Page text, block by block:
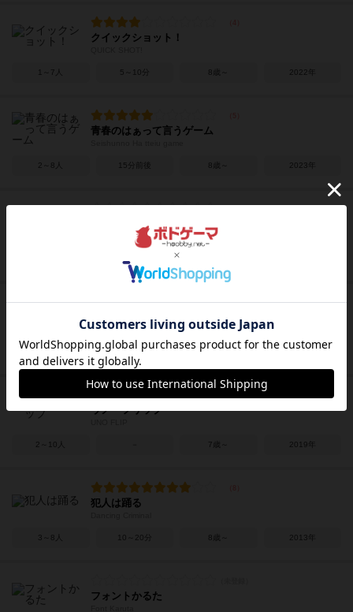
クイックショット！
1～7人 5～10分 8歳～ 2022年
青春のはぁって言うゲーム
2～8人 15分前後 8歳～ 2023年
Ghosts! / Geister
2人用 15分前後 6歳～ 1982年
ウノ・フリップ
2～10人 7歳～ 2019年
犯人は踊る
3～8人 10～20分 8歳～ 2013年
フォントかるた